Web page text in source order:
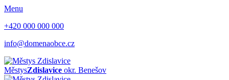
Menu
+420 000 000 000
info@domenaobce.cz
MěstysZdislavice okr. Benešov